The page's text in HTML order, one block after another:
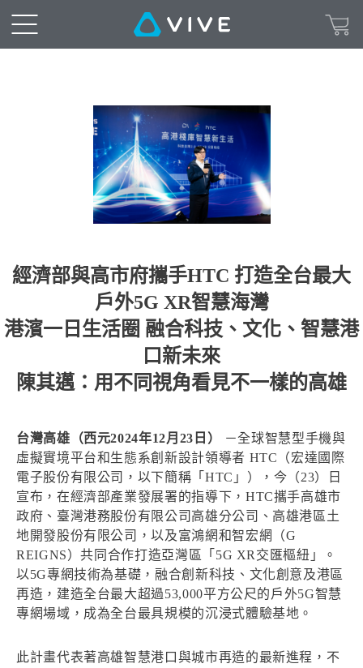
經濟部與高市府攜手HTC 打造全台最大
戶外5G XR智慧海灣
港濱一日生活圈 融合科技、文化、智慧港
口新未來
陳其邁：用不同視角看見不一樣的高雄
台灣高雄（西元2024年12月23日）
－全球智慧型手機與
虛擬實境平台和生態系創新設計領導者 HTC（宏達國際
電子股份有限公司，以下簡稱「HTC」），今（23）日
宣布，在經濟部產業發展署的指導下，HTC攜手高雄市
政府、臺灣港務股份有限公司高雄分公司、高雄港區土
地開發股份有限公司，以及富鴻網和智宏網（G
REIGNS）共同合作打造亞灣區「5G XR交匯樞紐」。
以5G專網技術為基礎，融合創新科技、文化創意及港區
再造，建造全台最大超過53,000平方公尺的戶外5G智慧
專網場域，成為全台最具規模的沉浸式體驗基地。
此計畫代表著高雄智慧港口與城市再造的最新進程，不